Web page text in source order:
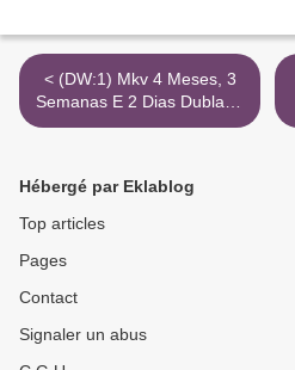
< (DW:1) Mkv 4 Meses, 3
Semanas E 2 Dias Dublado
720P Hd
Hébergé par Eklablog
Top articles
Pages
Contact
Signaler un abus